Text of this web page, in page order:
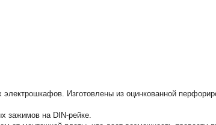
Изготовлены из оцинкованной
зажимов на DIN-рейке.